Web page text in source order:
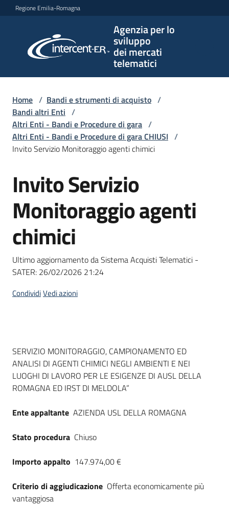
Vai al contenuto
Vai alla navigazione
Vai al footer
Regione Emilia-Romagna
Agenzia per lo
sviluppo
dei mercati
telematici
per lo
sviluppo
telematici
L'Agenzia
Bandi
strumenti
acquisto
Supporto
English
site
Seguici
Home / Bandi e strumenti di acquisto /
Bandi altri Enti /
Altri Enti - Bandi e Procedure di gara /
Altri Enti - Bandi e Procedure di gara CHIUSI /
Invito Servizio Monitoraggio agenti chimici
Salta al contenuto
Invito Servizio
Monitoraggio agenti
chimici
Ultimo aggiornamento da Sistema Acquisti Telematici -
SATER: 26/02/2026 21:24
CondividiVedi azioni
Dati del bando
SERVIZIO MONITORAGGIO, CAMPIONAMENTO ED
ANALISI DI AGENTI CHIMICI NEGLI AMBIENTI E NEI
LUOGHI DI LAVORO PER LE ESIGENZE DI AUSL DELLA
ROMAGNA ED IRST DI MELDOLA”
Ente appaltante AZIENDA USL DELLA ROMAGNA
Stato procedura Chiuso
Importo appalto 147.974,00 €
Criterio di aggiudicazione Offerta economicamente più
vantaggiosa